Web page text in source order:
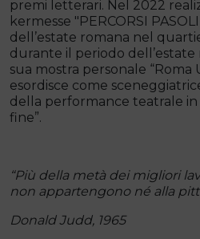
premi letterari. Nel 2022
kermesse "PERCORSI
dell’estate romana nel
durante il periodo dell’estate
sua mostra personale “Roma
esordisce come
della performance teatrale in
fine”.
“Più della metà dei migliori
non appartengono né alla
Donald Judd, 1965